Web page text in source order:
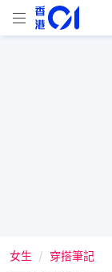
女生 穿搭筆記